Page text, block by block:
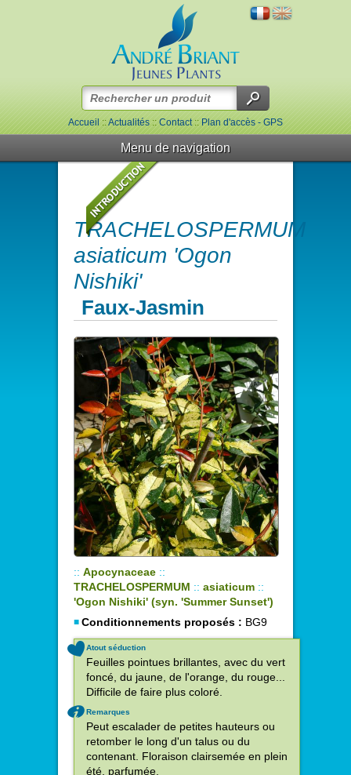
Accueil::Actualités::Contact::Plan d'accès - GPS
Menu de navigation
TRACHELOSPERMUM
asiaticum 'Ogon
Nishiki'
Faux-Jasmin
:: Apocynaceae ::
TRACHELOSPERMUM :: asiaticum ::
'Ogon Nishiki' (syn. 'Summer Sunset')
Conditionnements proposés : BG9
Atout séduction
Feuilles pointues brillantes, avec du vert
foncé, du jaune, de l'orange, du rouge...
Difficile de faire plus coloré.
Remarques
Peut escalader de petites hauteurs ou
retomber le long d'un talus ou du
contenant. Floraison clairsemée en plein
été, parfumée.